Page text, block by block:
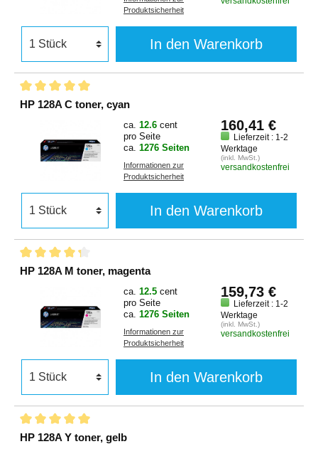
Produktsicherheit
In den Warenkorb
HP 128A C toner, cyan
ca. 12.6 cent
pro Seite
ca. 1276 Seiten
Informationen zur
Produktsicherheit
160,41 €
Lieferzeit : 1-2
Werktage
(inkl. MwSt.)
versandkostenfrei
In den Warenkorb
HP 128A M toner, magenta
ca. 12.5 cent
pro Seite
ca. 1276 Seiten
Informationen zur
Produktsicherheit
159,73 €
Lieferzeit : 1-2
Werktage
(inkl. MwSt.)
versandkostenfrei
In den Warenkorb
HP 128A Y toner, gelb